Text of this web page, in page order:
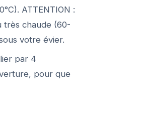
ATTENTION :
très chaude (60-
votre évier.
par 4
pour que